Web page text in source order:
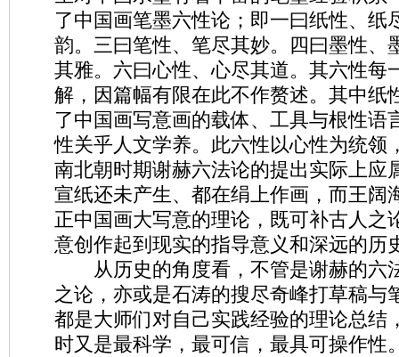
了中国画笔墨六性论；即一曰纸性、纸
韵。三曰笔性、笔尽其妙。四曰墨性、
其雅。六曰心性、心尽其道。其六性每
解，因篇幅有限在此不作赘述。其中纸
了中国画写意画的载体、工具与根性语
性关乎人文学养。此六性以心性为统领
南北朝时期谢赫六法论的提出实际上应
宣纸还未产生、都在绢上作画，而王阔
正中国画大写意的理论，既可补古人之
意创作起到现实的指导意义和深远的历
从历史的角度看，不管是谢赫的六
之论，亦或是石涛的搜尽奇峰打草稿与
都是大师们对自己实践经验的理论总结
时又是最科学，最可信，最具可操作性